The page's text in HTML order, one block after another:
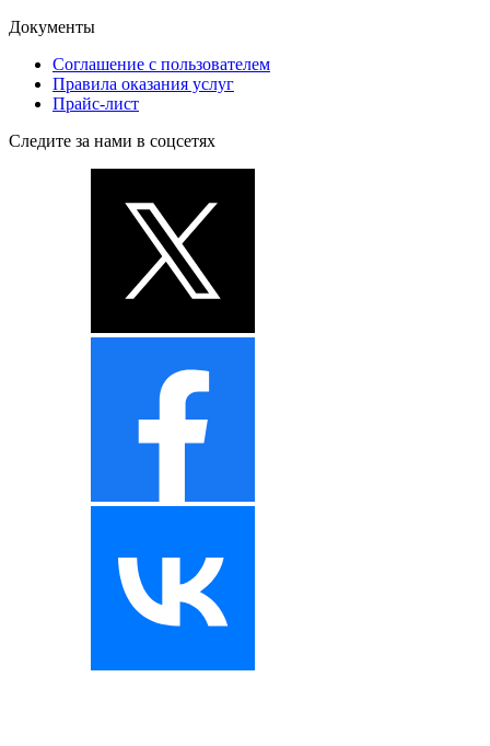
Документы
Соглашение с пользователем
Правила оказания услуг
Прайс-лист
Следите за нами в соцсетях